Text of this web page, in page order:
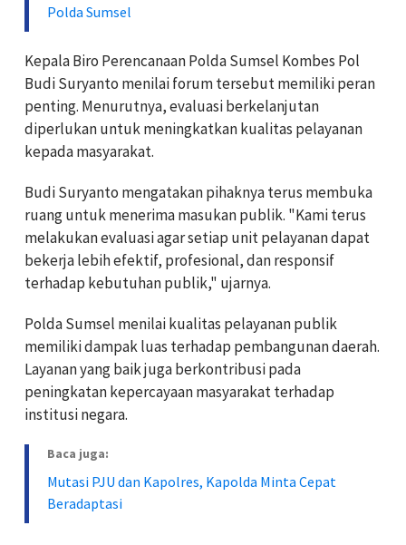
Polda Sumsel
Kepala Biro Perencanaan Polda Sumsel Kombes Pol
Budi Suryanto menilai forum tersebut memiliki peran
penting. Menurutnya, evaluasi berkelanjutan
diperlukan untuk meningkatkan kualitas pelayanan
kepada masyarakat.
Budi Suryanto mengatakan pihaknya terus membuka
ruang untuk menerima masukan publik. "Kami terus
melakukan evaluasi agar setiap unit pelayanan dapat
bekerja lebih efektif, profesional, dan responsif
terhadap kebutuhan publik," ujarnya.
Polda Sumsel menilai kualitas pelayanan publik
memiliki dampak luas terhadap pembangunan daerah.
Layanan yang baik juga berkontribusi pada
peningkatan kepercayaan masyarakat terhadap
institusi negara.
Baca juga:
Mutasi PJU dan Kapolres, Kapolda Minta Cepat
Beradaptasi